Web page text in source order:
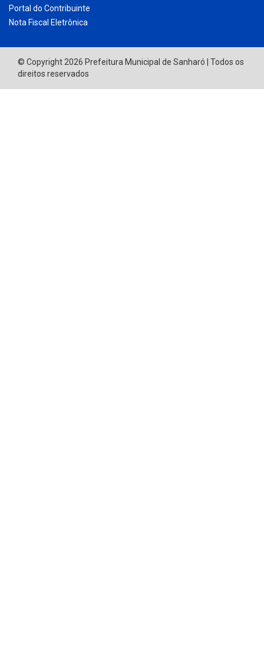
Portal do Contribuinte
Nota Fiscal Eletrônica
© Copyright 2026 Prefeitura Municipal de Sanharó | Todos os
direitos reservados